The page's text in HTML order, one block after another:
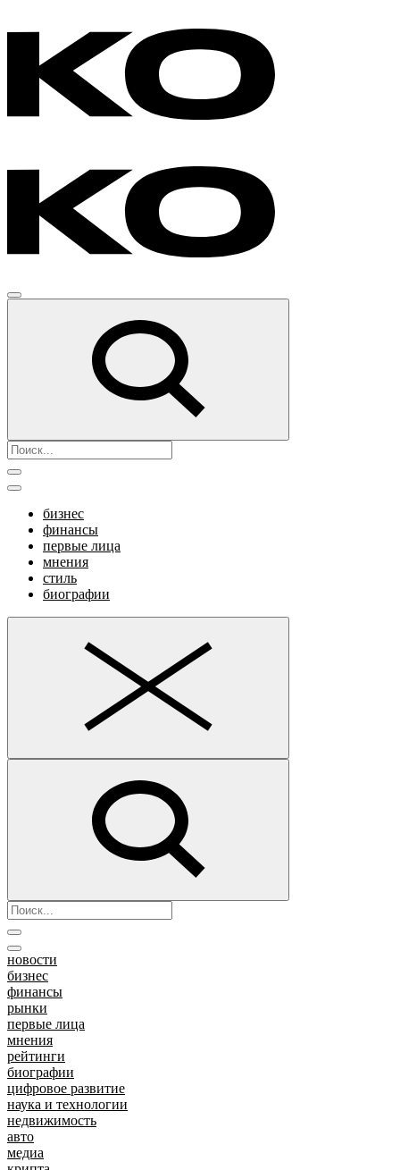
бизнес
финансы
первые лица
мнения
стиль
биографии
новости
бизнес
финансы
рынки
первые лица
мнения
рейтинги
биографии
цифровое развитие
наука и технологии
недвижимость
авто
медиа